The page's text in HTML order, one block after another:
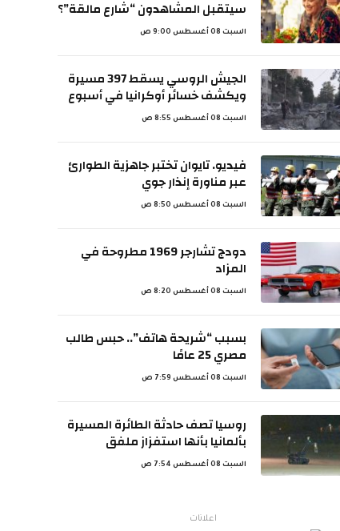
سيتقبل المشاهدون “شارع مالقة”؟
السبت 08 أغسطس 9:00 ص
الجيش الروسي يسقط 397 مسيرة
ويكشف خسائر أوكرانيا في أسبوع
السبت 08 أغسطس 8:55 ص
فيديو. تايوان تختبر جاهزية الطوارئ
عبر مناورة إنذار جوي
السبت 08 أغسطس 8:50 ص
دودج تشارجر 1969 مطروحة في
المزاد
السبت 08 أغسطس 8:20 ص
بسبب “شريحة هاتف”.. حبس طالب
مصري 25 عامًا
السبت 08 أغسطس 7:59 ص
روسيا تصف حادثة الطائرة المسيرة
بألمانيا بأنها استفزاز ملفق
السبت 08 أغسطس 7:54 ص
اعلانات